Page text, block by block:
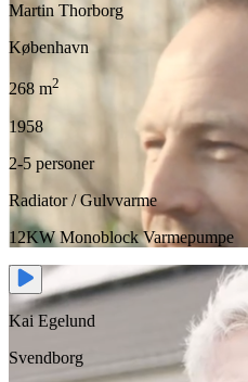
Martin Thorborg
København
268 m2
1958
2-5 personer
Radiator / Gulvvarme
12KW Monoblock Varmepumpe
Kai Egelund
Svendborg